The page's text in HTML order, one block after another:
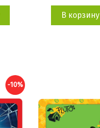
В корзину
-10%